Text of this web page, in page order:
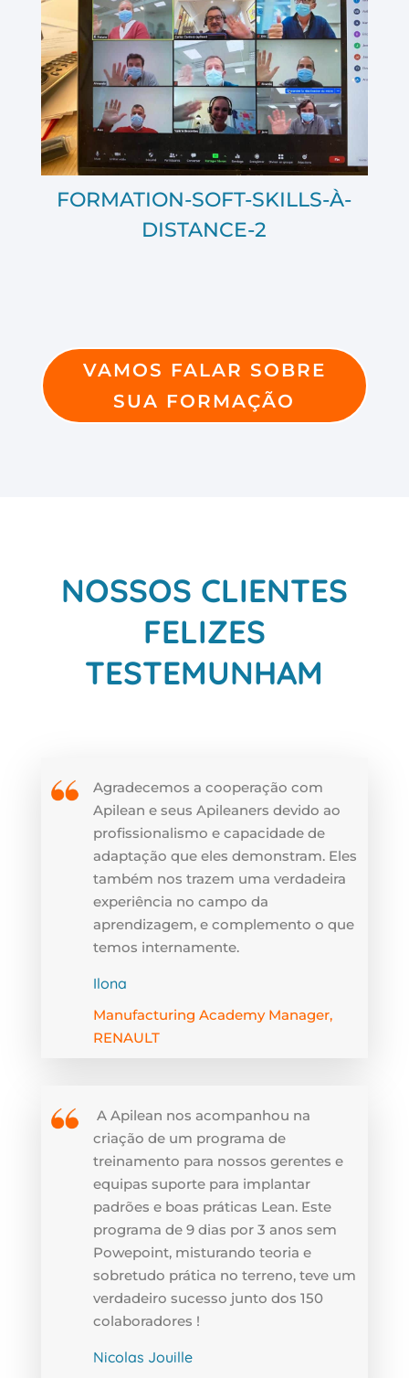
FORMATION-SOFT-SKILLS-À-
DISTANCE-2
VAMOS FALAR SOBRE
SUA FORMAÇÃO
NOSSOS CLIENTES
FELIZES
TESTEMUNHAM
Agradecemos a cooperação com
Apilean e seus Apileaners devido ao
profissionalismo e capacidade de
adaptação que eles demonstram. Eles
também nos trazem uma verdadeira
experiência no campo da
aprendizagem, e complemento o que
temos internamente.
Ilona
Manufacturing Academy Manager,
RENAULT
A Apilean nos acompanhou na
criação de um programa de
treinamento para nossos gerentes e
equipas suporte para implantar
padrões e boas práticas Lean. Este
programa de 9 dias por 3 anos sem
Powepoint, misturando teoria e
sobretudo prática no terreno, teve um
verdadeiro sucesso junto dos 150
colaboradores !
Nicolas Jouille